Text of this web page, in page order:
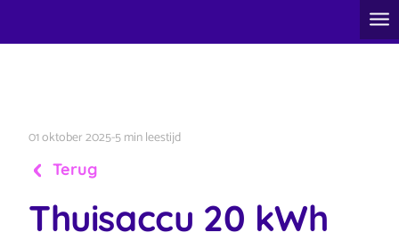
01 oktober 2025-5 min leestijd
Terug
Thuisaccu 20 kWh